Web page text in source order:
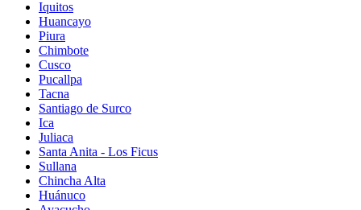
Iquitos
Huancayo
Piura
Chimbote
Cusco
Pucallpa
Tacna
Santiago de Surco
Ica
Juliaca
Santa Anita - Los Ficus
Sullana
Chincha Alta
Huánuco